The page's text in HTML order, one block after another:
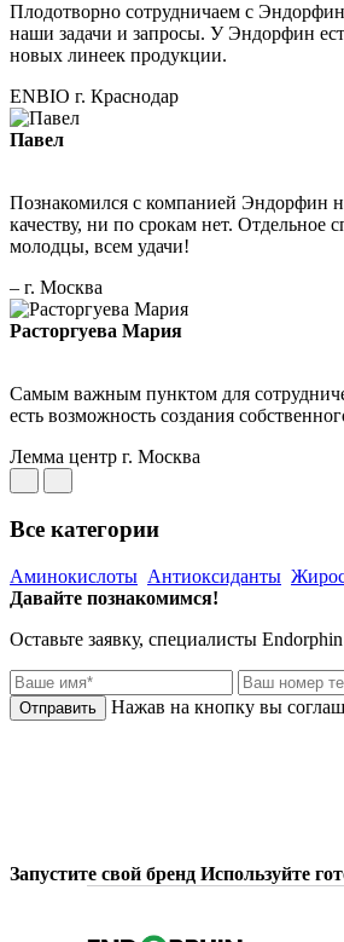
Плодотворно сотрудничаем с
наши задачи и запросы. У Эндорфин
новых линеек продукции.
ENBIO г. Краснодар
Павел
Познакомился с компанией Эндорфин
качеству, ни по срокам нет.
молодцы, всем удачи!
– г. Москва
Расторгуева Мария
Самым важным пунктом для
есть возможность создания
Лемма центр г. Москва
Все категории
Аминокислоты Антиоксиданты
Давайте познакомимся!
Оставьте заявку, специалисты Endorphin
Нажав на кнопку вы
Запустите свой бренд Используйте